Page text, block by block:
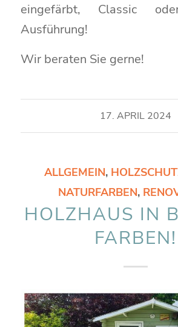
eingefärbt, Classic
Ausführung!
Wir beraten Sie gerne!
17. APRIL 2024
ALLGEMEIN,
NATURFARBEN,
HOLZHAUS IN
FARBEN!